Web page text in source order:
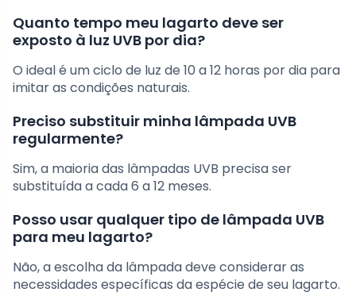
Quanto tempo meu lagarto deve ser
exposto à luz UVB por dia?
O ideal é um ciclo de luz de 10 a 12 horas por dia para
imitar as condições naturais.
Preciso substituir minha lâmpada UVB
regularmente?
Sim, a maioria das lâmpadas UVB precisa ser
substituída a cada 6 a 12 meses.
Posso usar qualquer tipo de lâmpada UVB
para meu lagarto?
Não, a escolha da lâmpada deve considerar as
necessidades específicas da espécie de seu lagarto.